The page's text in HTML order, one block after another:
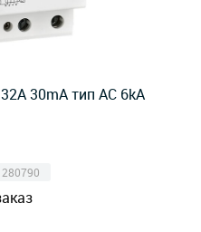
30mA тип AC 6kA